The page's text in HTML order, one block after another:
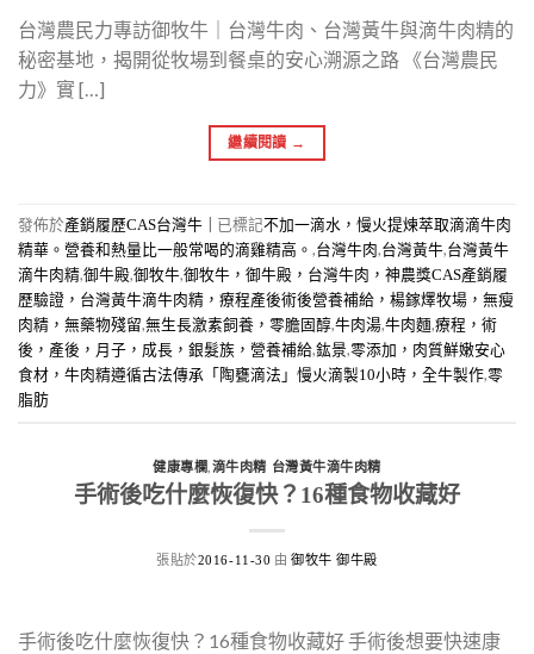
台灣農民力專訪御牧牛｜台灣牛肉、台灣黃牛與滴牛肉精的
秘密基地，揭開從牧場到餐桌的安心溯源之路 《台灣農民
力》實 […]
繼續閱讀 →
發佈於產銷履歷CAS台灣牛 已標記不加一滴水，慢火提煉萃取滴滴牛肉
精華。營養和熱量比一般常喝的滴雞精高。 ,台灣牛肉,台灣黃牛,台灣黃牛
滴牛肉精,御牛殿,御牧牛,御牧牛，御牛殿，台灣牛肉，神農獎CAS產銷履
歷驗證，台灣黃牛滴牛肉精，療程產後術後營養補給，楊鎵燡牧場，無瘦
肉精，無藥物殘留,無生長激素飼養，零膽固醇,牛肉湯,牛肉麵,療程，術
後，產後，月子，成長，銀髮族，營養補給,鈜景,零添加，肉質鮮嫩安心
食材，牛肉精遵循古法傳承「陶甕滴法」慢火滴製10小時，全牛製作,零
脂肪
健康專欄 滴牛肉精 台灣黃牛滴牛肉精
手術後吃什麼恢復快？16種食物收藏好
張貼於2016-11-30 由御牧牛 御牛殿
手術後吃什麼恢復快？16種食物收藏好 手術後想要快速康